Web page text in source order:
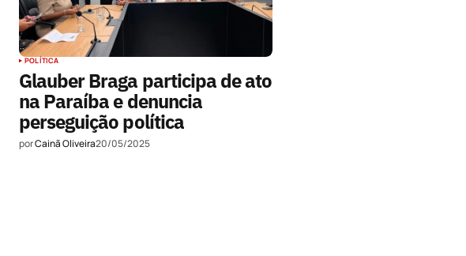
POLÍTICA
Glauber Braga participa de ato
na Paraíba e denuncia
perseguição política
porCainã Oliveira20/05/2025